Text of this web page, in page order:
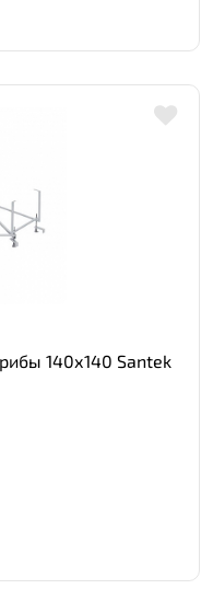
140х140 Santek